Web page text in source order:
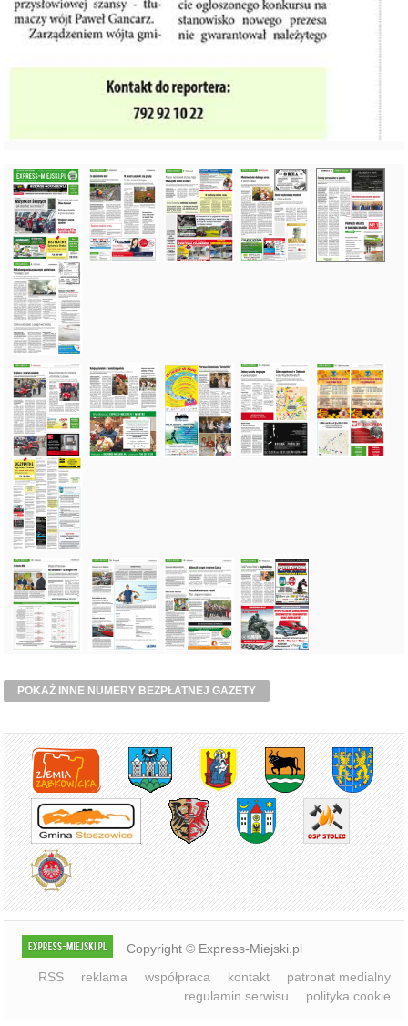
POKAŻ INNE NUMERY BEZPŁATNEJ GAZETY
Copyright © Express-Miejski.pl
RSS
reklama współpraca kontakt
patronat medialny
regulamin serwisu
polityka cookie